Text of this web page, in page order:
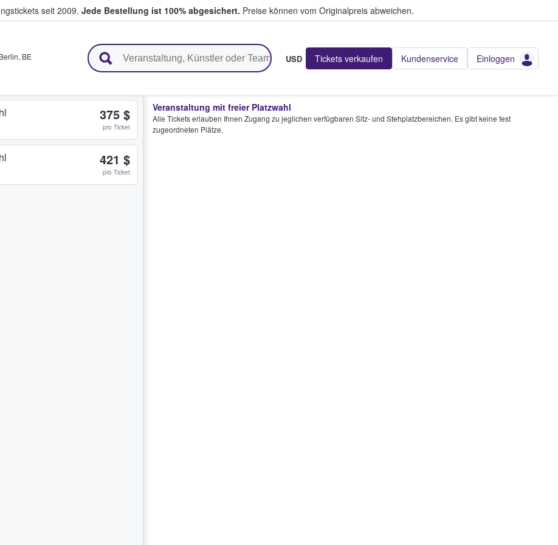
seit 2009. Jede Bestellung ist 100% abgesichert. Preise können vom Originalpreis abweichen.
& verkaufen
Berlin, BE
USD Tickets verkaufen Kundenservice Einloggen
375 $
pro Ticket
421 $
pro Ticket
Veranstaltung mit freier Platzwahl
Alle Tickets erlauben Ihnen Zugang zu jeglichen verfügbaren Sitz- und Stehplatzbereichen. Es gibt keine fest
zugeordneten Plätze.